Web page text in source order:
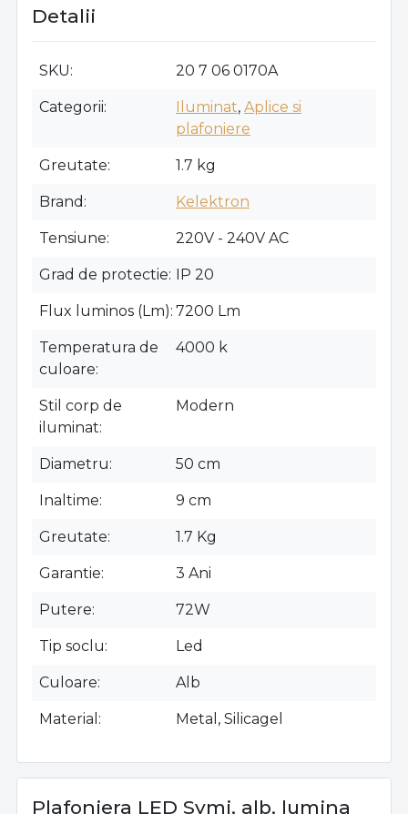
Detalii
SKU 20 7 06 0170A
Categorii Iluminat, Aplice si
plafoniere
Greutate 1.7 kg
Brand Kelektron
Tensiune 220V - 240V AC
Grad de protectie IP 20
Flux luminos (Lm) 7200 Lm
Temperatura de
culoare
4000 k
Stil corp de
iluminat
Modern
Diametru 50 cm
Inaltime 9 cm
Greutate 1.7 Kg
Garantie 3 Ani
Putere 72W
Tip soclu Led
Culoare Alb
Material Metal, Silicagel
Plafoniera LED Symi, alb, lumina